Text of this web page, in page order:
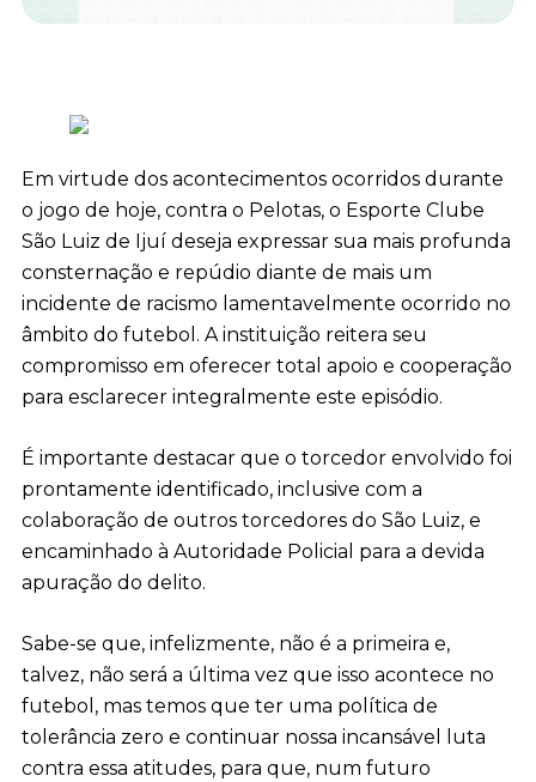
Em virtude dos acontecimentos ocorridos durante
o jogo de hoje, contra o Pelotas, o Esporte Clube
São Luiz de Ijuí deseja expressar sua mais profunda
consternação e repúdio diante de mais um
incidente de racismo lamentavelmente ocorrido no
âmbito do futebol. A instituição reitera seu
compromisso em oferecer total apoio e cooperação
para esclarecer integralmente este episódio.
É importante destacar que o torcedor envolvido foi
prontamente identificado, inclusive com a
colaboração de outros torcedores do São Luiz, e
encaminhado à Autoridade Policial para a devida
apuração do delito.
Sabe-se que, infelizmente, não é a primeira e,
talvez, não será a última vez que isso acontece no
futebol, mas temos que ter uma política de
tolerância zero e continuar nossa incansável luta
contra essa atitudes, para que, num futuro